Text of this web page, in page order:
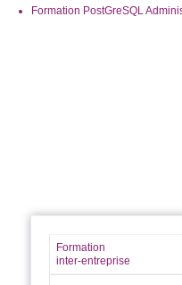
Formation PostGreSQL
Formation
inter-entreprise